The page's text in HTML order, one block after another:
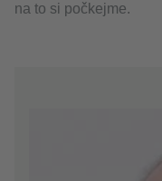
na to si počkejme.